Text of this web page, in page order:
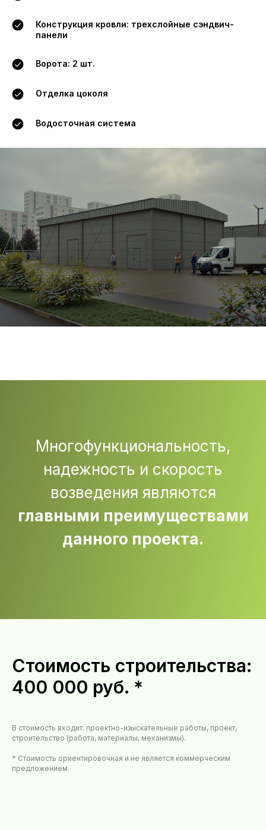
Конструкция кровли: трехслойные сэндвич-
панели
Ворота: 2 шт.
Отделка цоколя
Водосточная система
Многофункциональность,
надежность и скорость
возведения являются
главными преимуществами
данного проекта.
Стоимость строительства:
400 000 руб. *
В стоимость входит: проектно-изыскательные работы, проект,
строительство (работа, материалы, механизмы).
* Стоимость ориентировочная и не является коммерческим
предложением.